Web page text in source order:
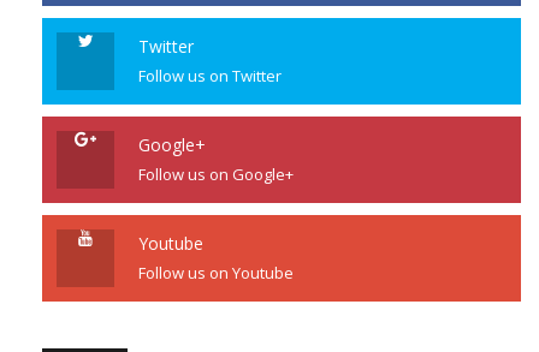
Twitter
Follow us on Twitter
Google+
Follow us on Google+
Youtube
Follow us on Youtube